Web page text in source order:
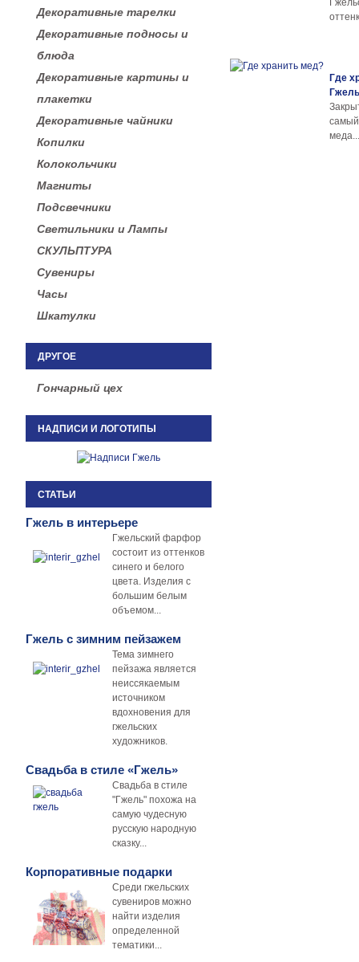
Декоративные тарелки
Декоративные подносы и
блюда
Декоративные картины и
плакетки
Декоративные чайники
Копилки
Колокольчики
Магниты
Подсвечники
Светильники и Лампы
СКУЛЬПТУРА
Сувениры
Часы
Шкатулки
ДРУГОЕ
Гончарный цех
НАДПИСИ И ЛОГОТИПЫ
СТАТЬИ
Гжель в интерьере
Гжельский фарфор
состоит из оттенков
синего и белого
цвета. Изделия с
большим белым
объемом...
Гжель с зимним пейзажем
Тема зимнего
пейзажа является
неиссякаемым
источником
вдохновения для
гжельских
художников.
Свадьба в стиле «Гжель»
Свадьба в стиле
"Гжель" похожа на
самую чудесную
русскую народную
сказку...
Корпоративные подарки
Среди гжельских
сувениров можно
найти изделия
определенной
тематики...
Где
Гжель
меда...